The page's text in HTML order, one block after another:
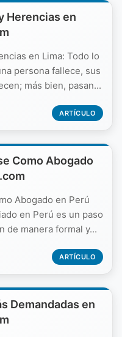
Herencias en
en Lima: Todo lo
persona fallece, sus
más bien, pasan...
ARTÍCULO
Como Abogado
Abogado en Perú
en Perú es un paso
de manera formal y...
ARTÍCULO
Demandadas en